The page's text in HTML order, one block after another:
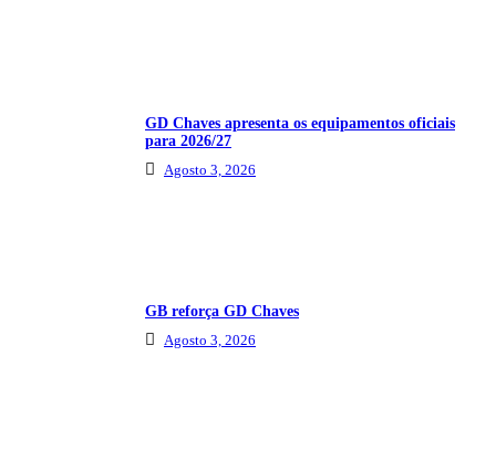
GD Chaves apresenta os equipamentos oficiais
para 2026/27
Agosto 3, 2026
GB reforça GD Chaves
Agosto 3, 2026